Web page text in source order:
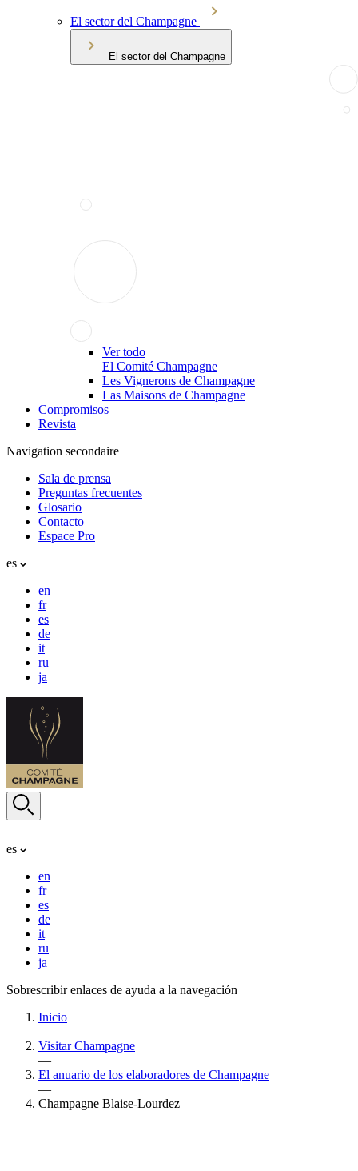
El sector del Champagne
El sector del Champagne
Ver todo
El Comité Champagne
Les Vignerons de Champagne
Las Maisons de Champagne
Compromisos
Revista
Navigation secondaire
Sala de prensa
Preguntas frecuentes
Glosario
Contacto
Espace Pro
es
en
fr
es
de
it
ru
ja
es
en
fr
es
de
it
ru
ja
Sobrescribir enlaces de ayuda a la navegación
Inicio
—
Visitar Champagne
—
El anuario de los elaboradores de Champagne
—
Champagne Blaise-Lourdez